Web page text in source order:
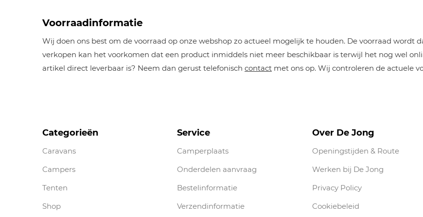
Voorraadinformatie
Wij doen ons best om de voorraad op onze webshop zo actueel mogelijk te houden. De voorraad wordt
verkopen kan het voorkomen dat een product inmiddels niet meer beschikbaar is terwijl het nog wel
artikel direct leverbaar is? Neem dan gerust telefonisch contact met ons op. Wij controleren de actuele
Categorieën
Caravans
Campers
Tenten
Shop
Service
Camperplaats
Onderdelen aanvraag
Bestelinformatie
Verzendinformatie
Over De Jong
Openingstijden & Route
Werken bij De Jong
Privacy Policy
Cookiebeleid